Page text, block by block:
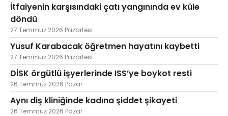
İtfaiyenin karşısındaki çatı yangınında ev küle
döndü
27 Temmuz 2026 Pazartesi
Yusuf Karabacak öğretmen hayatını kaybetti
27 Temmuz 2026 Pazartesi
DİSK örgütlü işyerlerinde ISS’ye boykot resti
26 Temmuz 2026 Pazar
Aynı diş kliniğinde kadına şiddet şikayeti
26 Temmuz 2026 Pazar